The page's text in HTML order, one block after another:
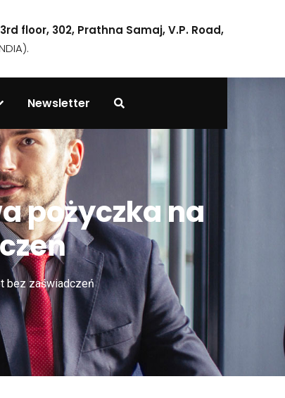
floor, 302, Prathna Samaj, V.P. Road,
Newsletter
pożyczka na
bez zaświadczeń